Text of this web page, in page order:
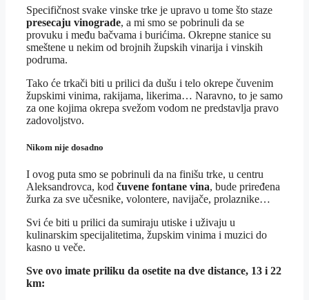
Specifičnost svake vinske trke je upravo u tome što staze
presecaju vinograde, a mi smo se pobrinuli da se
provuku i među bačvama i burićima. Okrepne stanice su
smeštene u nekim od brojnih župskih vinarija i vinskih
podruma.
Tako će trkači biti u prilici da dušu i telo okrepe čuvenim
župskimi vinima, rakijama, likerima… Naravno, to je samo
za one kojima okrepa svežom vodom ne predstavlja pravo
zadovoljstvo.
Nikom nije dosadno
I ovog puta smo se pobrinuli da na finišu trke, u centru
Aleksandrovca, kod čuvene fontane vina, bude priređena
žurka za sve učesnike, volontere, navijače, prolaznike…
Svi će biti u prilici da sumiraju utiske i uživaju u
kulinarskim specijalitetima, župskim vinima i muzici do
kasno u veče.
Sve ovo imate priliku da osetite na dve distance, 13 i 22
km: